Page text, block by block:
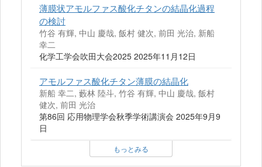
薄膜状アモルファス酸化チタンの結晶化過程
の検討
竹谷 有輝, 中山 慶哉, 飯村 健次, 前田 光治, 新船
幸二
化学工学会吹田大会2025 2025年11月12日
アモルファス酸化チタン薄膜の結晶化
新船 幸二, 藪林 陸斗, 竹谷 有輝, 中山 慶哉, 飯村
健次, 前田 光治
第86回 応用物理学会秋季学術講演会 2025年9月9
日
もっとみる